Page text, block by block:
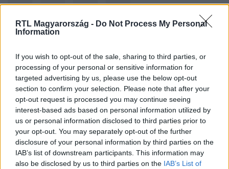
RTL Magyarország - Do Not Process My Personal
Information
If you wish to opt-out of the sale, sharing to third parties, or
processing of your personal or sensitive information for
targeted advertising by us, please use the below opt-out
section to confirm your selection. Please note that after your
opt-out request is processed you may continue seeing
interest-based ads based on personal information utilized by
us or personal information disclosed to third parties prior to
your opt-out. You may separately opt-out of the further
disclosure of your personal information by third parties on the
IAB’s list of downstream participants. This information may
also be disclosed by us to third parties on the IAB’s List of
Facebookon is!
Követem
ROMÁNIA DIPLOMAGYÁR
#DOKTORI CÍM #PLÁGIUM #NICOLAE CIUCA